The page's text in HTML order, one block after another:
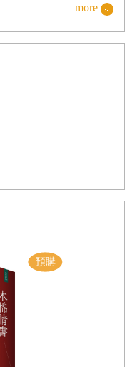
主要工作，是以部落為
數位典藏很多，但就跟
藏匯集了眾多資料庫，
不同資料庫的欄位規則
料檢索本身很難用，這
列啊！所以我們的工
瀏覽的格式。這個計畫
資料庫，譬如透過舊照
部落成員的家族長輩。
對我來說是這樣。
。我在那裡學到了許多
灣族等概念來理解原住
樣是排灣族，不同部落
言、服裝，將「某某
more